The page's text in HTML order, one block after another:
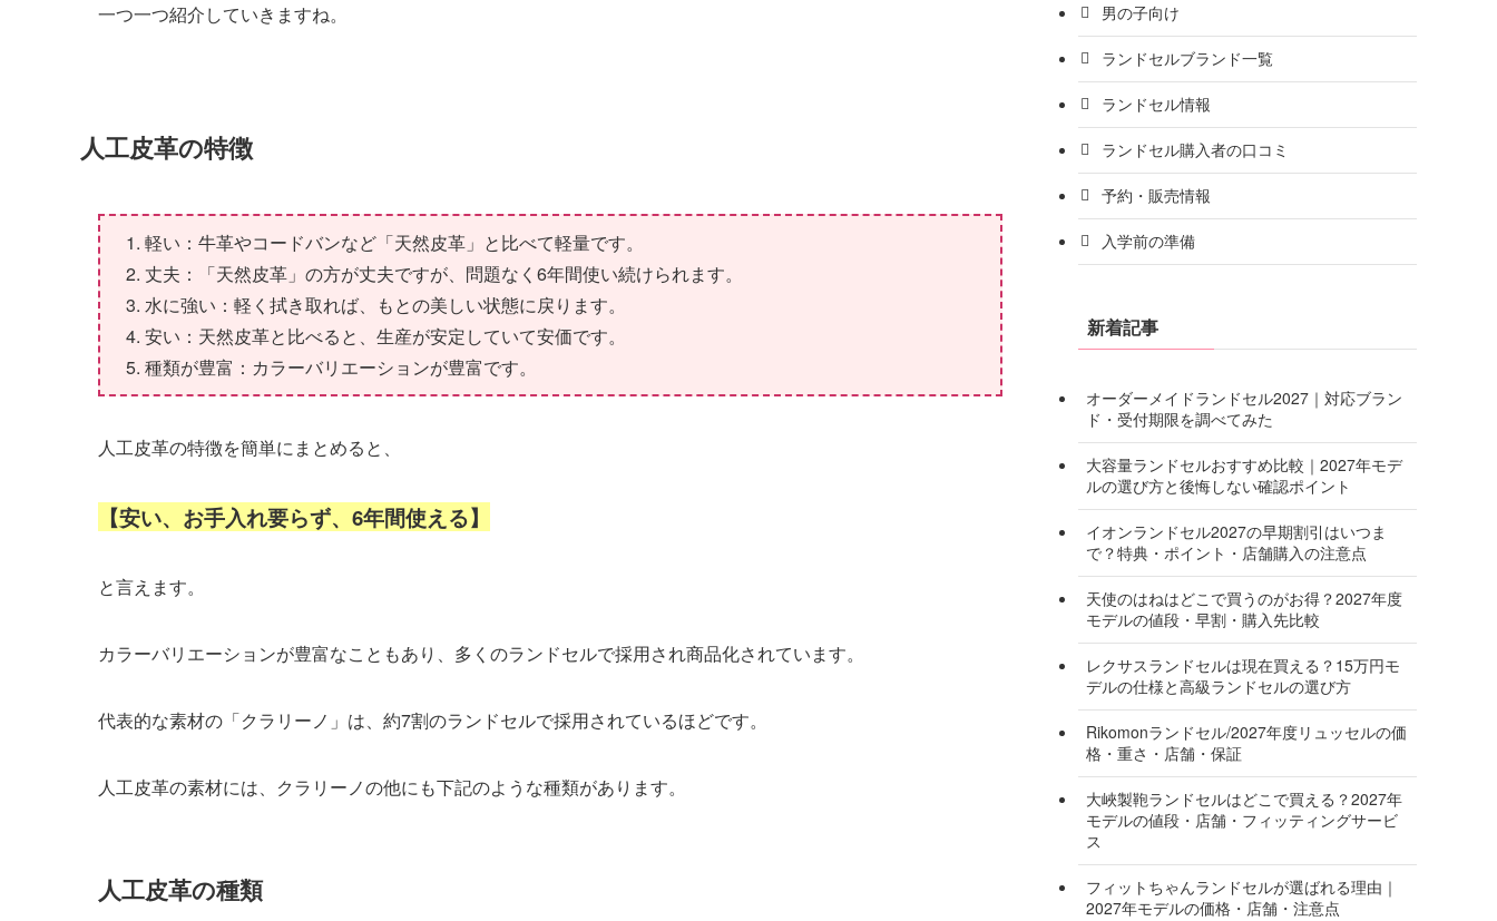
一つ一つ紹介していきますね。
人工皮革の特徴
軽い：牛革やコードバンなど「天然皮革」と比べて軽量です。
丈夫：「天然皮革」の方が丈夫ですが、問題なく6年間使い続けられます。
水に強い：軽く拭き取れば、もとの美しい状態に戻ります。
安い：天然皮革と比べると、生産が安定していて安価です。
種類が豊富：カラーバリエーションが豊富です。
人工皮革の特徴を簡単にまとめると、
【安い、お手入れ要らず、6年間使える】
と言えます。
カラーバリエーションが豊富なこともあり、多くのランドセルで採用され商品化されています。
代表的な素材の「クラリーノ」は、約7割のランドセルで採用されているほどです。
人工皮革の素材には、クラリーノの他にも下記のような種類があります。
人工皮革の種類
男の子向け
ランドセルブランド一覧
ランドセル情報
ランドセル購入者の口コミ
予約・販売情報
入学前の準備
新着記事
オーダーメイドランドセル2027｜対応ブラン
ド・受付期限を調べてみた
大容量ランドセルおすすめ比較｜2027年モデ
ルの選び方と後悔しない確認ポイント
イオンランドセル2027の早期割引はいつま
で？特典・ポイント・店舗購入の注意点
天使のはねはどこで買うのがお得？2027年度
モデルの値段・早割・購入先比較
レクサスランドセルは現在買える？15万円モ
デルの仕様と高級ランドセルの選び方
Rikomonランドセル/2027年度リュッセルの価
格・重さ・店舗・保証
大峽製鞄ランドセルはどこで買える？2027年
モデルの値段・店舗・フィッティングサービ
ス
フィットちゃんランドセルが選ばれる理由｜
2027年モデルの価格・店舗・注意点